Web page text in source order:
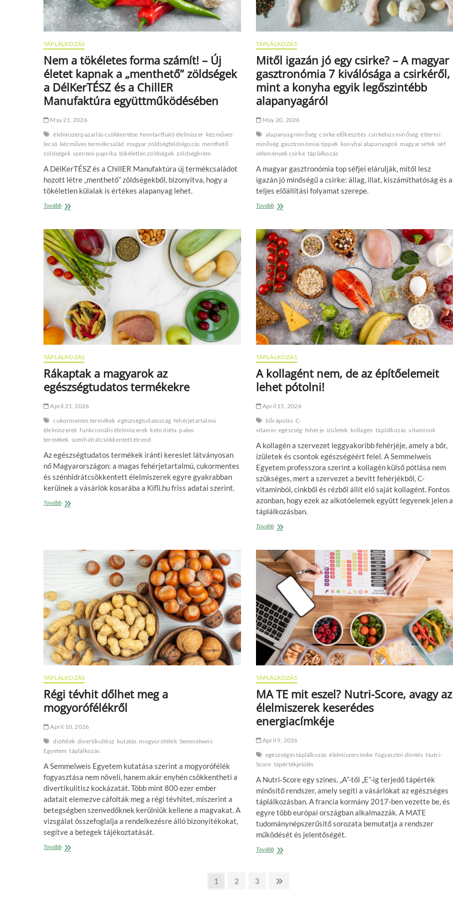
TÁPLÁLKOZÁS
Nem a tökéletes forma számít! – Új
életet kapnak a „menthető” zöldségek
a DélKerTÉSZ és a ChillER
Manufaktúra együttműködésében
May 21, 2026
élelmiszerpazarlás csökkentése fenntartható élelmiszer kézműves
lecsó kézműves termékcsalád magyar zöldségfeldolgozás menthető
zöldségek szentesi paprika tökéletlen zöldségek zöldségkrém
A DélKerTÉSZ és a ChillER Manufaktúra új termékcsaládot
hozott létre „menthető” zöldségekből, bizonyítva, hogy a
tökéletlen külalak is értékes alapanyag lehet.
TovábbNem
forma
számít!
–
Új
életet
kapnak
zöldségek
DélKerTÉSZ
és
a
Manufaktúra
TÁPLÁLKOZÁS
Mitől igazán jó egy csirke? – A magyar
gasztronómia 7 kiválósága a csirkéről,
mint a konyha egyik legőszintébb
alapanyagáról
May 20, 2026
alapanyag minőség csirke előkészítés csirkehús minőség éttermi
minőség gasztronómiai tippek konyhai alapanyagok magyar séfek séf
vélemények csirke táplálkozás
A magyar gasztronómia top séfjei elárulják, mitől lesz
igazán jó minőségű a csirke: állag, illat, kiszámíthatóság és a
teljes előállítási folyamat szerepe.
TovábbMitől
egy
csirke?
–
A
magyar
gasztronómia
7
kiválósága
a
csirkéről,
mint
a
konyha
legőszintébb
TÁPLÁLKOZÁS
Rákaptak a magyarok az
egészségtudatos termékekre
April 21, 2026
cukormentes termékek egészségtudatosság fehérjetartalmú
élelmiszerek funkcionális élelmiszerek keto diéta paleo
termékek szénhidrátcsökkentett étrend
Az egészségtudatos termékek iránti kereslet látványosan
nő Magyarországon: a magas fehérjetartalmú, cukormentes
és szénhidrátcsökkentett élelmiszerek egyre gyakrabban
kerülnek a vásárlók kosarába a Kifli.hu friss adatai szerint.
TovábbRákaptak
TÁPLÁLKOZÁS
A kollagént nem, de az építőelemeit
lehet pótolni!
April 15, 2026
bőrápolás C-
vitamin egészség fehérje ízületek kollagén táplálkozás vitaminok
A kollagén a szervezet leggyakoribb fehérjéje, amely a bőr,
ízületek és csontok egészségéért felel. A Semmelweis
Egyetem professzora szerint a kollagén külső pótlása nem
szükséges, mert a szervezet a bevitt fehérjékből, C-
vitaminból, cinkből és rézből állít elő saját kollagént. Fontos
azonban, hogy ezek az alkotóelemek együtt legyenek jelen a
táplálkozásban.
TovábbA
de
az
építőelemeit
lehet
pótolni!
TÁPLÁLKOZÁS
Régi tévhit dőlhet meg a
mogyorófélékről
April 10, 2026
diófélék divertikulitisz kutatás mogyorófélék Semmelweis
Egyetem táplálkozás
A Semmelweis Egyetem kutatása szerint a mogyorófélék
fogyasztása nem növeli, hanem akár enyhén csökkentheti a
divertikulitisz kockázatát. Több mint 800 ezer ember
adatait elemezve cáfolták meg a régi tévhitet, miszerint a
betegségben szenvedőknek kerülniük kellene a magvakat. A
vizsgálat összefoglalja a rendelkezésre álló bizonyítékokat,
segítve a betegek tájékoztatását.
TovábbRégi
TÁPLÁLKOZÁS
MA TE mit eszel? Nutri-Score, avagy az
élelmiszerek keserédes
energiacímkéje
April 9, 2026
egészséges táplálkozás élelmiszercímke fogyasztói döntés Nutri-
Score tápértékjelölés
A Nutri-Score egy színes, „A”-től „E”-ig terjedő tápérték
minősítő rendszer, amely segíti a vásárlókat az egészséges
táplálkozásban. A francia kormány 2017-ben vezette be, és
egyre több európai országban alkalmazzák. A MATE
tudománynépszerűsítő sorozata bemutatja a rendszer
működését és jelentőségét.
TovábbMA
Nutri-
Page
1 Page
2 Page
3
Next